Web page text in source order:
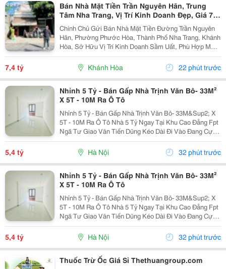
Bán Nhà Mặt Tiền Trần Nguyên Hãn, Trung
Tâm Nha Trang, Vị Trí Kinh Doanh Đẹp, Giá 7,4
Tỷ
Chính Chủ Gửi Bán Nhà Mặt Tiền Đường Trần Nguyên
Hãn, Phường Phước Hòa, Thành Phố Nha Trang, Khánh
Hòa, Sở Hữu Vị Trí Kinh Doanh Sầm Uất, Phù Hợp Mở
Cửa Hàng, Văn Phòng, Showroom Hoặc Đầu Tư Cho
Thuê Lâu Dài. Thông Tin Chi Tiết. - Địa Chỉ: Số...
7,4 tỷ Khánh Hòa 22 phút trước
Nhỉnh 5 Tỷ - Bán Gấp Nhà Trịnh Văn Bô- 33M²
X 5T - 10M Ra Ô Tô
Nhỉnh 5 Tỷ - Bán Gấp Nhà Trịnh Văn Bô- 33M&Sup2; X
5T - 10M Ra Ô Tô Nhà 5 Tỷ Ngay Tại Khu Cao Đẳng Fpt
Ngã Tư Giao Văn Tiến Dũng Kéo Dài Đi Vào Đang Cực
Kỳ Đẹp. Căn Này Lại Có 5 Tầng, Gần Ô Tô, Gần Phố Và
5,4 tỷ Hà Nội 32 phút trước
Nhỉnh 5 Tỷ - Bán Gấp Nhà Trịnh Văn Bô- 33M²
X 5T - 10M Ra Ô Tô
Nhỉnh 5 Tỷ - Bán Gấp Nhà Trịnh Văn Bô- 33M&Sup2; X
5T - 10M Ra Ô Tô Nhà 5 Tỷ Ngay Tại Khu Cao Đẳng Fpt
Ngã Tư Giao Văn Tiến Dũng Kéo Dài Đi Vào Đang Cực
Kỳ Đẹp. Căn Này Lại Có 5 Tầng, Gần Ô Tô, Gần Phố Và
5,4 tỷ Hà Nội 32 phút trước
Thuốc Trừ Ốc Giá Sỉ Thethuangroup.com